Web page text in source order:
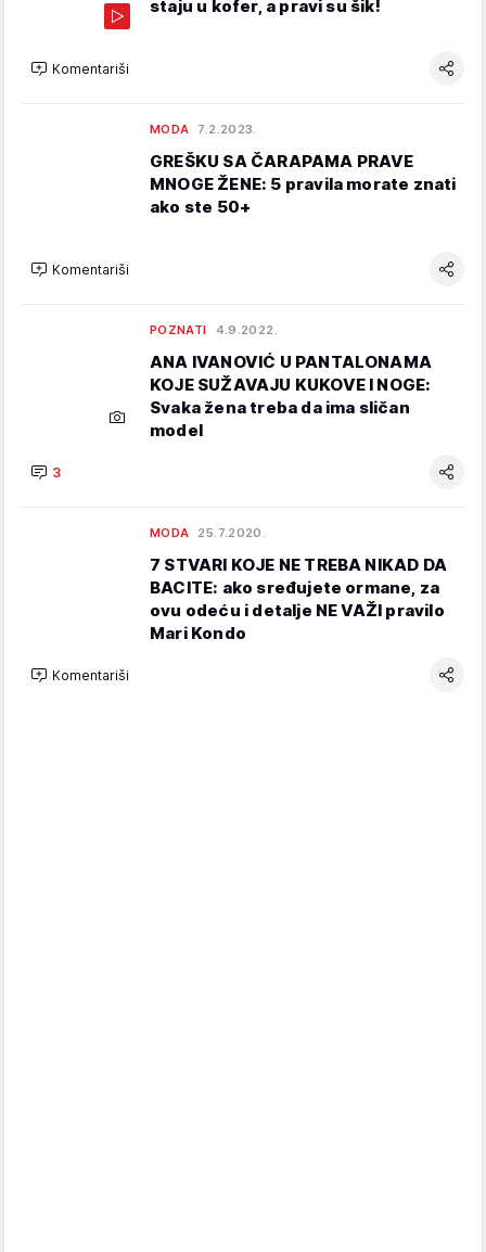
staju u kofer, a pravi su šik!
Komentariši
MODA 7.2.2023.
GREŠKU SA ČARAPAMA PRAVE
MNOGE ŽENE: 5 pravila morate znati
ako ste 50+
Komentariši
POZNATI 4.9.2022.
ANA IVANOVIĆ U PANTALONAMA
KOJE SUŽAVAJU KUKOVE I NOGE:
Svaka žena treba da ima sličan
model
3
MODA 25.7.2020.
7 STVARI KOJE NE TREBA NIKAD DA
BACITE: ako sređujete ormane, za
ovu odeću i detalje NE VAŽI pravilo
Mari Kondo
Komentariši